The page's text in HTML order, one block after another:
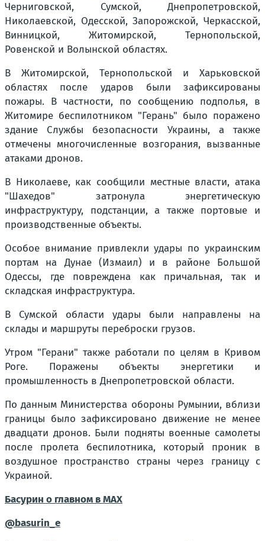
Черниговской, Сумской, Днепропетровской,
Николаевской, Одесской, Запорожской, Черкасской,
Винницкой, Житомирской, Тернопольской,
Ровенской и Волынской областях.
В Житомирской, Тернопольской и Харьковской
областях после ударов были зафиксированы
пожары. В частности, по сообщению подполья, в
Житомире беспилотником "Герань" было поражено
здание Службы безопасности Украины, а также
отмечены многочисленные возгорания, вызванные
атаками дронов.
В Николаеве, как сообщили местные власти, атака
"Шахедов" затронула энергетическую
инфраструктуру, подстанции, а также портовые и
производственные объекты.
Особое внимание привлекли удары по украинским
портам на Дунае (Измаил) и в районе Большой
Одессы, где повреждена как причальная, так и
складская инфраструктура.
В Сумской области удары были направлены на
склады и маршруты переброски грузов.
Утром "Герани" также работали по целям в Кривом
Роге. Поражены объекты энергетики и
промышленность в Днепропетровской области.
По данным Министерства обороны Румынии, вблизи
границы было зафиксировано движение не менее
двадцати дронов. Были подняты военные самолеты
после пролета беспилотника, который проник в
воздушное пространство страны через границу с
Украиной.
Басурин о главном вМАX
@basurin_e